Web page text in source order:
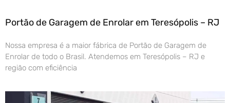
Portão de Garagem de Enrolar em Teresópolis – RJ
Nossa empresa é a maior fábrica de Portão de Garagem de
Enrolar de todo o Brasil. Atendemos em Teresópolis – RJ e
região com eficiência